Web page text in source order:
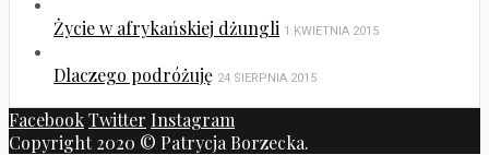
Życie w afrykańskiej dżungli 1 KWIETNIA 2015
Dlaczego podróżuję 24 SIERPNIA 2015
FacebookTwitter Instagram
Copyright 2020 © Patrycja Borzecka.